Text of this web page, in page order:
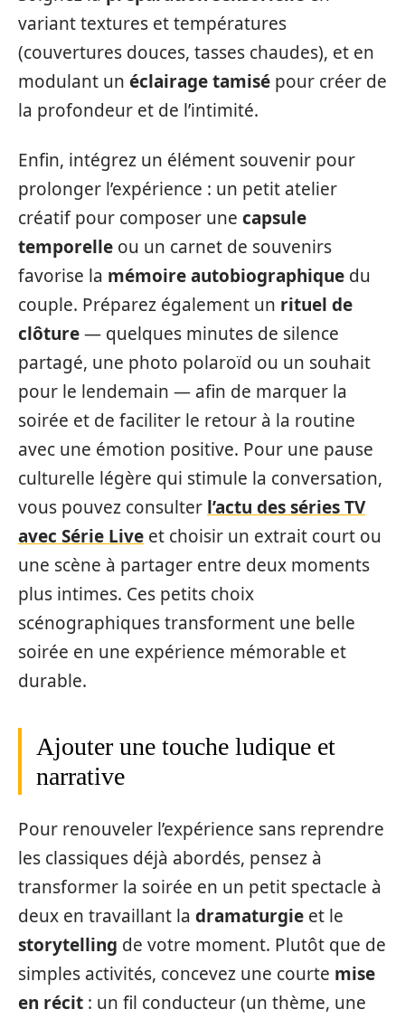
variant textures et températures
(couvertures douces, tasses chaudes), et en
modulant un éclairage tamisé pour créer de
la profondeur et de l’intimité.
Enfin, intégrez un élément souvenir pour
prolonger l’expérience : un petit atelier
créatif pour composer une capsule
temporelle ou un carnet de souvenirs
favorise la mémoire autobiographique du
couple. Préparez également un rituel de
clôture— quelques minutes de silence
partagé, une photo polaroïd ou un souhait
pour le lendemain — afin de marquer la
soirée et de faciliter le retour à la routine
avec une émotion positive. Pour une pause
culturelle légère qui stimule la conversation,
vous pouvez consulter l’actu des séries TV
avec Série Live et choisir un extrait court ou
une scène à partager entre deux moments
plus intimes. Ces petits choix
scénographiques transforment une belle
soirée en une expérience mémorable et
durable.
Ajouter une touche ludique et
narrative
Pour renouveler l’expérience sans reprendre
les classiques déjà abordés, pensez à
transformer la soirée en un petit spectacle à
deux en travaillant la dramaturgie et le
storytelling de votre moment. Plutôt que de
simples activités, concevez une courte mise
en récit : un fil conducteur (un thème, une